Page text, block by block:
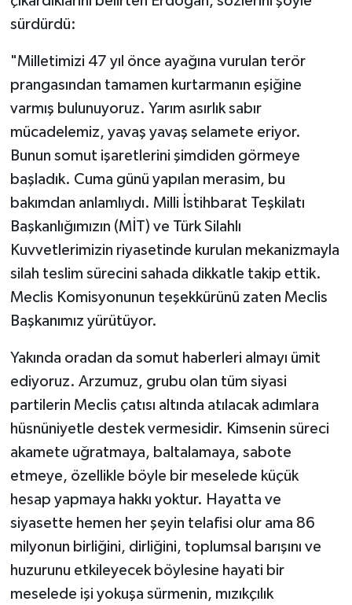
sürdürdü:
"Milletimizi 47 yıl önce ayağına vurulan terör
prangasından tamamen kurtarmanın eşiğine
varmış bulunuyoruz. Yarım asırlık sabır
mücadelemiz, yavaş yavaş selamete eriyor.
Bunun somut işaretlerini şimdiden görmeye
başladık. Cuma günü yapılan merasim, bu
bakımdan anlamlıydı. Milli İstihbarat Teşkilatı
Başkanlığımızın (MİT) ve Türk Silahlı
Kuvvetlerimizin riyasetinde kurulan mekanizmayla
silah teslim sürecini sahada dikkatle takip ettik.
Meclis Komisyonunun teşekkürünü zaten Meclis
Başkanımız yürütüyor.
Yakında oradan da somut haberleri almayı ümit
ediyoruz. Arzumuz, grubu olan tüm siyasi
partilerin Meclis çatısı altında atılacak adımlara
hüsnüniyetle destek vermesidir. Kimsenin süreci
akamete uğratmaya, baltalamaya, sabote
etmeye, özellikle böyle bir meselede küçük
hesap yapmaya hakkı yoktur. Hayatta ve
siyasette hemen her şeyin telafisi olur ama 86
milyonun birliğini, dirliğini, toplumsal barışını ve
huzurunu etkileyecek böylesine hayati bir
meselede işi yokuşa sürmenin, mızıkçılık